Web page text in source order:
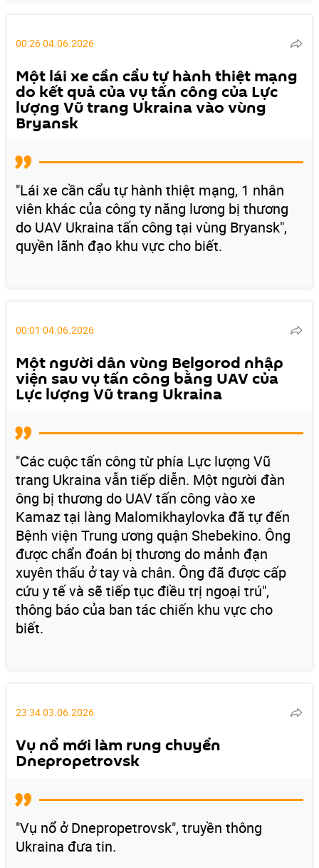
00:26 04.06.2026
Một lái xe cần cẩu tự hành thiệt mạng
do kết quả của vụ tấn công của Lực
lượng Vũ trang Ukraina vào vùng
Bryansk
"Lái xe cần cẩu tự hành thiệt mạng, 1 nhân
viên khác của công ty năng lương bị thương
do UAV Ukraina tấn công tại vùng Bryansk",
quyền lãnh đạo khu vực cho biết.
00:01 04.06.2026
Một người dân vùng Belgorod nhập
viện sau vụ tấn công bằng UAV của
Lực lượng Vũ trang Ukraina
"Các cuộc tấn công từ phía Lực lượng Vũ
trang Ukraina vẫn tiếp diễn. Một người đàn
ông bị thương do UAV tấn công vào xe
Kamaz tại làng Malomikhaylovka đã tự đến
Bệnh viện Trung ương quận Shebekino. Ông
được chẩn đoán bị thương do mảnh đạn
xuyên thấu ở tay và chân. Ông đã được cấp
cứu y tế và sẽ tiếp tục điều trị ngoại trú",
thông báo của ban tác chiến khu vực cho
biết.
23:34 03.06.2026
Vụ nổ mới làm rung chuyển
Dnepropetrovsk
"Vụ nổ ở Dnepropetrovsk", truyền thông
Ukraina đưa tin.